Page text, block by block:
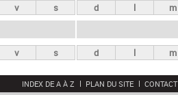
v s d l m
v s d l m
INDEX DE A À Z PLAN DU SITE CONTACT